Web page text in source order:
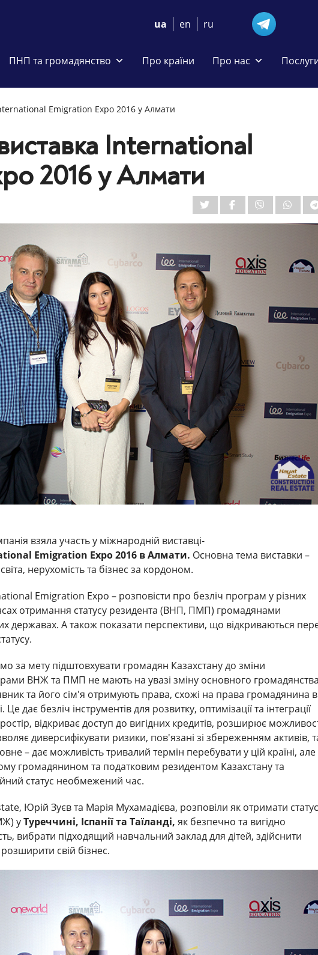
ua en ru
ПНП та громадянство Про країни Про нас
Emigration Expo 2016 у Алмати
International
2016 у Алмати
взяла участь у міжнародній виставці-
Emigration Expo 2016 в Алмати. Основна тема виставки –
нерухомість та бізнес за кордоном.
Emigration Expo – розповісти про безліч програм у різних
отримання статусу резидента (ВНП, ПМП) громадянами
державах. А також показати перспективи, що відкриваються
за мету підштовхувати громадян Казахстану до зміни
ВНЖ та ПМП не мають на увазі зміну основного
та його сім'я отримують права, схожі на права громадянина в
дає безліч інструментів для розвитку, оптимізації та інтеграції
відкриває доступ до вигідних кредитів, розширює
диверсифікувати ризики, пов'язані зі збереженням активів,
– дає можливість тривалий термін перебувати у цій країні, але
громадянином та податковим резидентом Казахстану та
статус необмежений час.
Юрій Зуєв та Марія Мухамадієва, розповіли як отримати статус
уТуреччині, Іспанії та Таїланді, як безпечно та вигідно
вибрати підходящий навчальний заклад для дітей, здійснити
розширити свій бізнес.